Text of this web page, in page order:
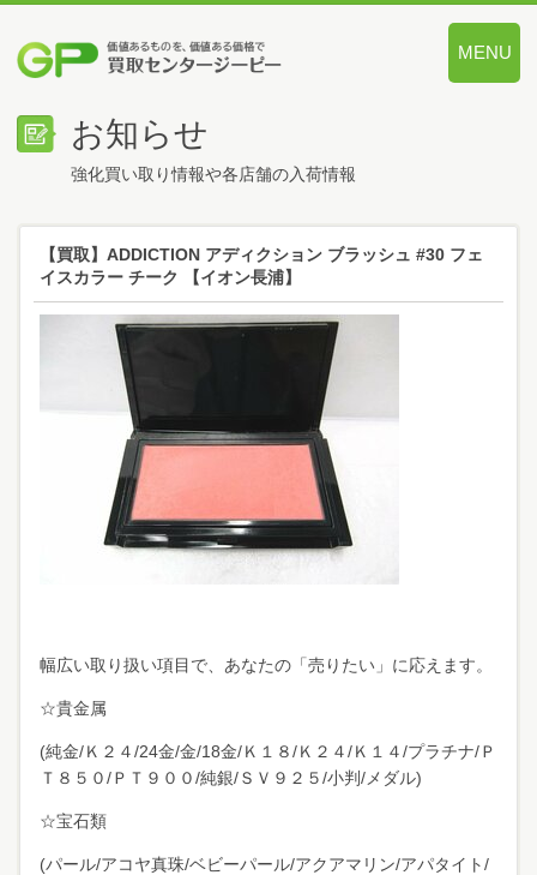
MENU
お知らせ
強化買い取り情報や各店舗の入荷情報
【買取】ADDICTION アディクション ブラッシュ #30 フェ
イスカラー チーク 【イオン長浦】
幅広い取り扱い項目で、あなたの「売りたい」に応えます。
☆貴金属
(純金/Ｋ２４/24金/金/18金/Ｋ１８/Ｋ２４/Ｋ１４/プラチナ/Ｐ
Ｔ８５０/ＰＴ９００/純銀/ＳＶ９２５/小判/メダル)
☆宝石類
(パール/アコヤ真珠/ベビーパール/アクアマリン/アパタイト/